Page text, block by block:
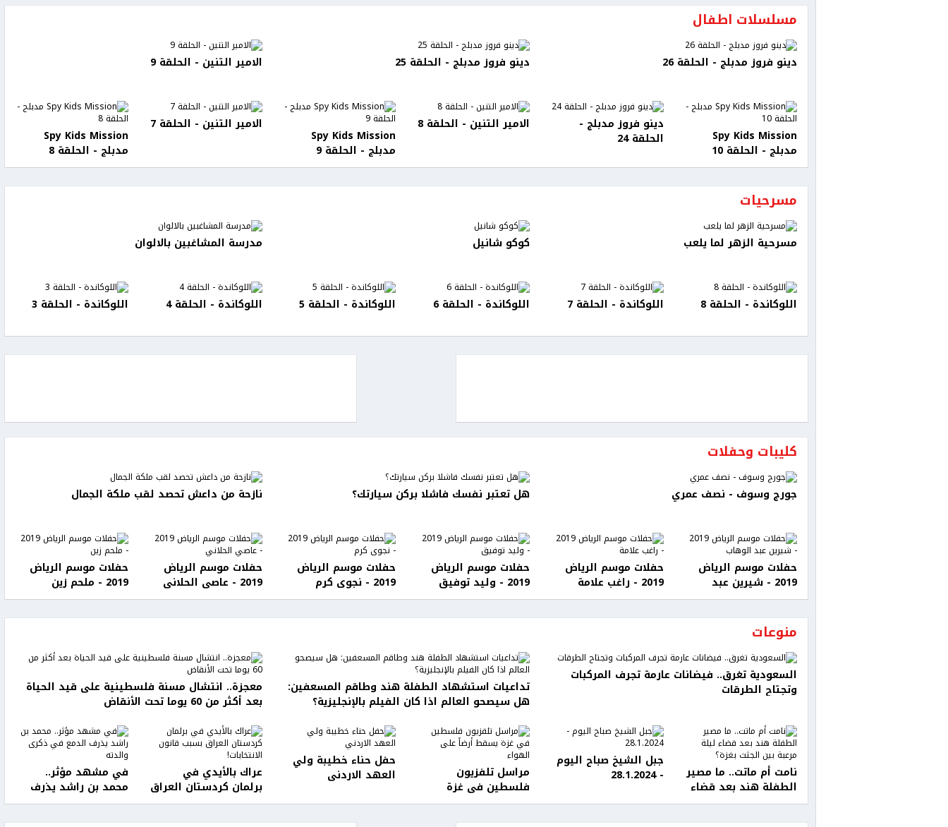
مسلسلات اطفال
دينو فروز مدبلج - الحلقة 26 دينو فروز مدبلج - الحلقة 25 الامير التنين - الحلقة 9
Spy Kids Mission
مدبلج - الحلقة 10
دينو فروز مدبلج -
الحلقة 24
الامير التنين - الحلقة 8
Spy Kids Mission
مدبلج - الحلقة 9
الامير التنين - الحلقة 7
Spy Kids Mission
مدبلج - الحلقة 8
مسرحيات
مسرحية الزهر لما يلعب كوكو شانيل مدرسة المشاغبين بالالوان
اللوكاندة - الحلقة 8 اللوكاندة - الحلقة 7 اللوكاندة - الحلقة 6 اللوكاندة - الحلقة 5 اللوكاندة - الحلقة 4 اللوكاندة - الحلقة 3
كليبات وحفلات
جورج وسوف - نصف عمري هل تعتبر نفسك فاشلا بركن سيارتك؟ نازحة من داعش تحصد لقب ملكة الجمال
حفلات موسم الرياض
2019 - شيرين عبد
الوهاب
حفلات موسم الرياض
2019 - راغب علامة
حفلات موسم الرياض
2019 - وليد توفيق
حفلات موسم الرياض
2019 - نجوى كرم
حفلات موسم الرياض
2019 - عاصي الحلاني
حفلات موسم الرياض
2019 - ملحم زين
منوعات
السعودية تغرق.. فيضانات عارمة تجرف المركبات
وتجتاح الطرقات تداعيات استشهاد الطفلة هند وطاقم المسعفين:
هل سيصحو العالم اذا كان الفيلم بالإنجليزية؟
معجزة.. انتشال مسنة فلسطينية على قيد الحياة
بعد أكثر من 60 يوما تحت الأنقاض
نامت أم ماتت.. ما مصير
الطفلة هند بعد قضاء
ليلة مرعبة بين الجثث
جبل الشيخ صباح اليوم
- 28.1.2024 مراسل تلفزيون
فلسطين في غزة
يسقط أرضاً على
حفل حناء خطيبة ولي
العهد الاردني عراك بالأيدي في
برلمان كردستان العراق
بسبب قانون الانتخابات!
في مشهد مؤثر..
محمد بن راشد يذرف
الدمع في ذكرى والدته